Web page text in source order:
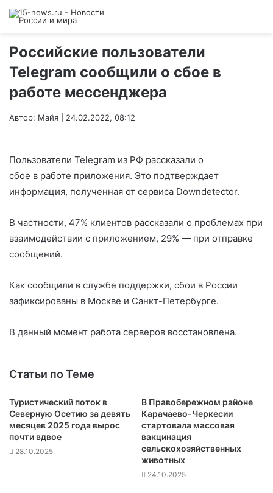
Российские пользователи
Telegram сообщили о сбое в
работе мессенджера
Автор: Майя | 24.02.2022, 08:12
Пользователи Telegram из РФ рассказали о
сбое в работе приложения. Это подтверждает
информация, полученная от сервиса Downdetector.
В частности, 47% клиентов рассказали о проблемах при
взаимодействии с приложением, 29% — при отправке
сообщений.
Как сообщили в службе поддержки, сбои в России
зафиксированы в Москве и Санкт-Петербурге.
В данный момент работа серверов восстановлена.
Статьи по Теме
Туристический поток в
Северную Осетию за девять
месяцев 2025 года вырос
почти вдвое
28.10.2025
В Правобережном районе
Карачаево-Черкесии
стартовала массовая
вакцинация
сельскохозяйственных
животных
24.10.2025